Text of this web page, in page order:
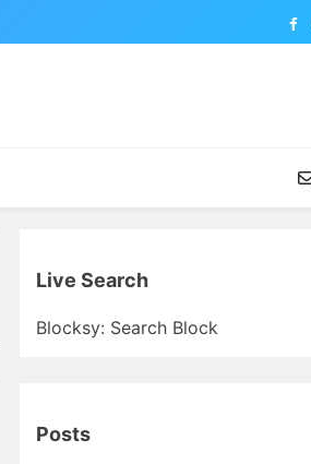
Live Search
Blocksy: Search Block
Posts